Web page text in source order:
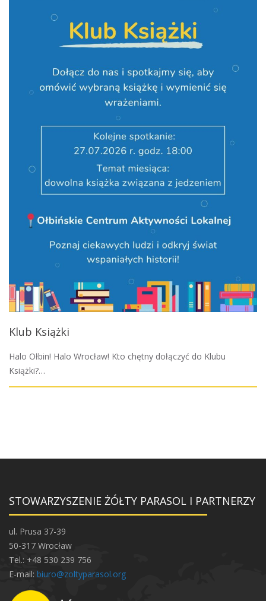
Klub Książki
Halo Ołbin! Halo Wrocław! Kto chętny dołączyć do Klubu
Książki?…
STOWARZYSZENIE ŻÓŁTY PARASOL I PARTNERZY
ul. Prusa 37-39
50-317 Wrocław
Tel.: +48 530 239 756
E-mail: biuro@zoltyparasol.org